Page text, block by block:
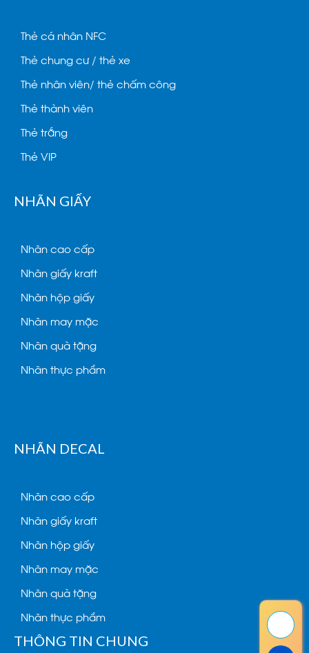
Thẻ cá nhân NFC
Thẻ chung cư / thẻ xe
Thẻ nhân viên/ thẻ chấm công
Thẻ thành viên
Thẻ trắng
Thẻ VIP
NHÃN GIẤY
Nhãn cao cấp
Nhãn giấy kraft
Nhãn hộp giấy
Nhãn may mặc
Nhãn quà tặng
Nhãn thực phẩm
NHÃN DECAL
Nhãn cao cấp
Nhãn giấy kraft
Nhãn hộp giấy
Nhãn may mặc
Nhãn quà tặng
Nhãn thực phẩm
THÔNG TIN CHUNG